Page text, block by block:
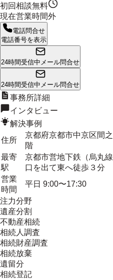
初回相談無料
現在営業時間外
電話問合せ
電話番号を表示
24時間受信中 メール問合せ
24時間受信中 メール問合せ
事務所詳細
インタビュー
解決事例
住所
京都府京都市中京区間
階
最寄
駅
京都市営地下鉄（烏丸
口を出て東へ徒歩３分
営業
時間
平日 9:00〜17:30
注力分野
遺産分割
不動産相続
相続人調査
相続財産調査
相続放棄
遺留分
相続登記